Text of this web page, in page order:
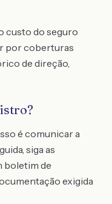
custo do seguro
por coberturas
de direção,
é comunicar a
siga as
boletim de
exigida